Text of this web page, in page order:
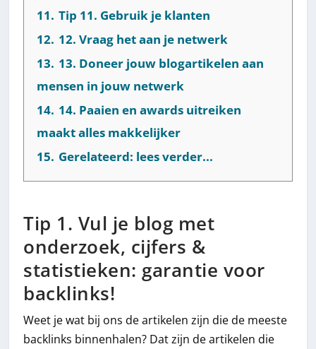
11. Tip 11. Gebruik je klanten
12. 12. Vraag het aan je netwerk
13. 13. Doneer jouw blogartikelen aan
mensen in jouw netwerk
14. 14. Paaien en awards uitreiken
maakt alles makkelijker
15. Gerelateerd: lees verder...
Tip 1. Vul je blog met
onderzoek, cijfers &
statistieken: garantie voor
backlinks!
Weet je wat bij ons de artikelen zijn die de meeste
backlinks binnenhalen? Dat zijn de artikelen die